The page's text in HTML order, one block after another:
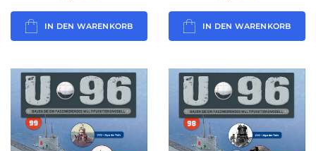
IN DEN WARENKORB IN DEN WARENKORB